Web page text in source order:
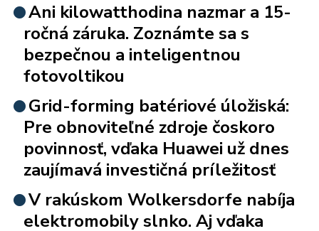
Ani kilowatthodina nazmar a 15-
ročná záruka. Zoznámte sa s
bezpečnou a inteligentnou
fotovoltikou
Grid-forming batériové úložiská:
Pre obnoviteľné zdroje čoskoro
povinnosť, vďaka Huawei už dnes
zaujímavá investičná príležitosť
V rakúskom Wolkersdorfe nabíja
elektromobily slnko. Aj vďaka